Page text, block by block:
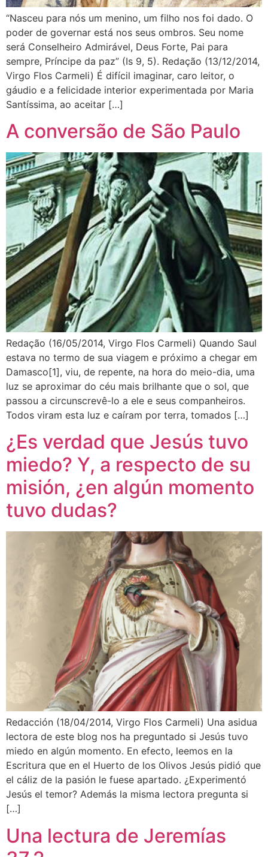
“Nasceu para nós um menino, um filho nos foi dado. O
poder de governar está nos seus ombros. Seu nome
será Conselheiro Admirável, Deus Forte, Pai para
sempre, Príncipe da paz” (Is 9, 5). Redação (13/12/2014,
Virgo Flos Carmeli) É difícil imaginar, caro leitor, o
gáudio e a felicidade interior experimentada por Maria
Santíssima, ao aceitar […]
A conversão de São Paulo
Redação (16/05/2014, Virgo Flos Carmeli) Quando Saul
estava no termo de sua viagem e próximo a chegar em
Damasco[1], viu, de repente, na hora do meio-dia, uma
luz se aproximar do céu mais brilhante que o sol, que
passou a circunscrevê-lo a ele e seus companheiros.
Todos viram esta luz e caíram por terra, tomados […]
¿Es verdad que Jesús tuvo
miedo? Y, a respecto de su
misión, ¿en algún momento
tuvo dudas?
Redacción (18/04/2014, Virgo Flos Carmeli) Una asidua
lectora de este blog nos ha preguntado si Jesús tuvo
miedo en algún momento. En efecto, leemos en la
Escritura que en el Huerto de los Olivos Jesús pidió que
el cáliz de la pasión le fuese apartado. ¿Experimentó
Jesús el temor? Además la misma lectora pregunta si
[…]
Una lectura de Jeremías